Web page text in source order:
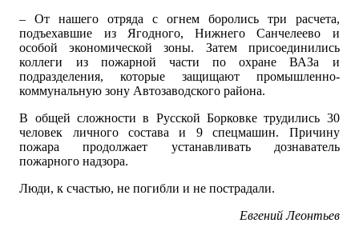
– От нашего отряда с огнем боролись три расчета,
подъехавшие из Ягодного, Нижнего Санчелеево и
особой экономической зоны. Затем присоединились
коллеги из пожарной части по охране ВАЗа и
подразделения, которые защищают промышленно-
коммунальную зону Автозаводского района.
В общей сложности в Русской Борковке трудились 30
человек личного состава и 9 спецмашин. Причину
пожара продолжает устанавливать дознаватель
пожарного надзора.
Люди, к счастью, не погибли и не пострадали.
Евгений Леонтьев